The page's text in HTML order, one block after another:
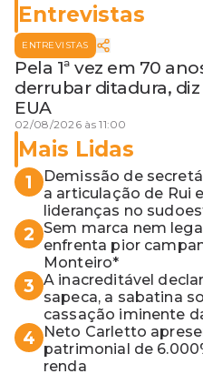
Entrevistas
ENTREVISTAS
Pela 1ª vez em 70
derrubar ditadura,
EUA
02/08/2026 às 11:00
Mais Lidas
1
Demissão de
a articulação de Rui
lideranças no
2
Sem marca nem
enfrenta pior
Monteiro*
3 A inacreditável
sapeca, a sabatina
cassação iminente
vaga do Quinto para
4
Neto Carletto
patrimonial de
renda